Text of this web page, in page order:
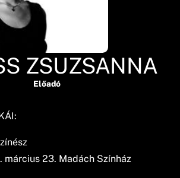
ZSUZSANNA
Előadó
március 23. Madách Színház